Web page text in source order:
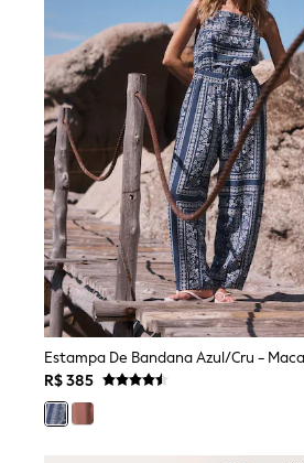
School Shoes
Half Sizes
Wellies
Wide Fit
New in
Summer Dresses
Occasion and Party Dresses
Floral Dresses
Sequin Dresses
Short Sleeve Dresses
Longsleeve Dresses
100% Cotton Dresses
Long Sleeve
Short Sleeve
Printed T-Shirts
Plain T-Shirts
Multipacks
All Underwear
Pyjamas
Slippers
Socks & Tights
All Bags & Accessories
R$ 385